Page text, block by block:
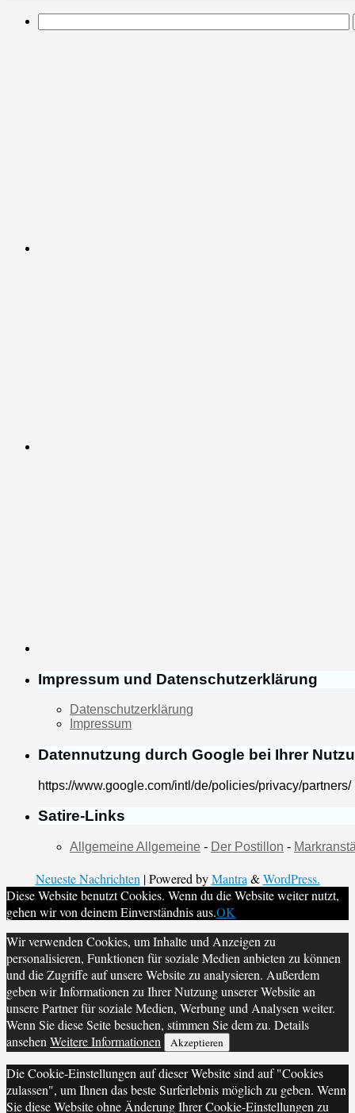
Impressum und Datenschutzerklärung
Datenschutzerklärung
Impressum
Datennutzung durch Google bei Ihrer
https://www.google.com/intl/de/policies/privacy/partners/
Satire-Links
Allgemeine Allgemeine - Der Postillon -
Neueste Nachrichten | Powered byMantra &WordPress.
Diese Website benutzt Cookies. Wenn du die Website weiter nutzt,
gehen wir von deinem Einverständnis aus.OK
Wir verwenden Cookies, um Inhalte und Anzeigen zu
personalisieren, Funktionen für soziale Medien anbieten zu können
und die Zugriffe auf unsere Website zu analysieren. Außerdem
geben wir Informationen zu Ihrer Nutzung unserer Website an
unsere Partner für soziale Medien, Werbung und Analysen weiter.
Wenn Sie diese Seite besuchen, stimmen Sie dem zu. Details
ansehen Weitere Informationen Akzeptieren
Die Cookie-Einstellungen auf dieser Website sind auf "Cookies
zulassen", um Ihnen das beste Surferlebnis möglich zu geben. Wenn
Sie diese Website ohne Änderung Ihrer Cookie-Einstellungen zu